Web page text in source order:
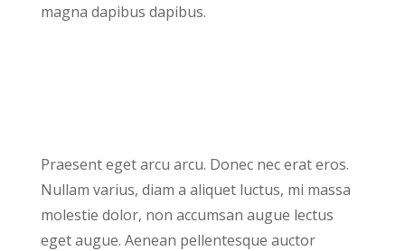
magna dapibus dapibus.
Praesent eget arcu arcu. Donec nec erat eros.
Nullam varius, diam a aliquet luctus, mi massa
molestie dolor, non accumsan augue lectus
eget augue. Aenean pellentesque auctor